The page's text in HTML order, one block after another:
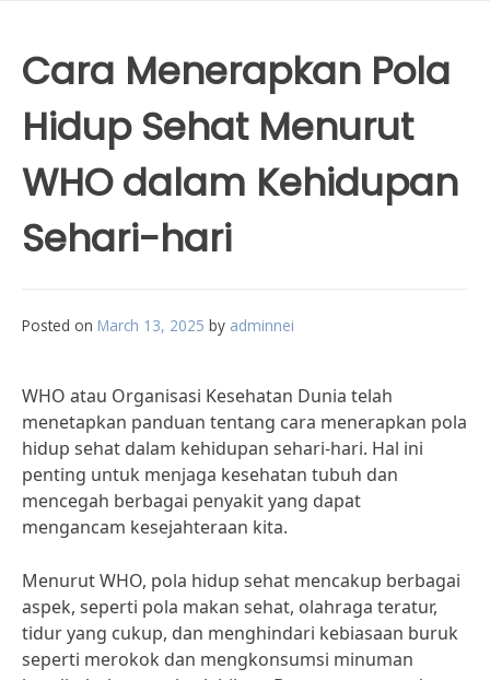
Cara Menerapkan Pola
Hidup Sehat Menurut
WHO dalam Kehidupan
Sehari-hari
Posted on March 13, 2025 by adminnei
WHO atau Organisasi Kesehatan Dunia telah
menetapkan panduan tentang cara menerapkan pola
hidup sehat dalam kehidupan sehari-hari. Hal ini
penting untuk menjaga kesehatan tubuh dan
mencegah berbagai penyakit yang dapat
mengancam kesejahteraan kita.
Menurut WHO, pola hidup sehat mencakup berbagai
aspek, seperti pola makan sehat, olahraga teratur,
tidur yang cukup, dan menghindari kebiasaan buruk
seperti merokok dan mengkonsumsi minuman